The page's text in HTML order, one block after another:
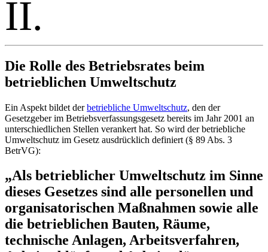
II.
Die Rolle des Betriebsrates beim
betrieblichen Umweltschutz
Ein Aspekt bildet derbetriebliche Umweltschutz, den der
Gesetzgeber im Betriebsverfassungsgesetz bereits im Jahr 2001 an
unterschiedlichen Stellen verankert hat. So wird der betriebliche
Umweltschutz im Gesetz ausdrücklich definiert (§ 89 Abs. 3
BetrVG):
„Als betrieblicher Umweltschutz im Sinne
dieses Gesetzes sind alle personellen und
organisatorischen Maßnahmen sowie alle
die betrieblichen Bauten, Räume,
technische Anlagen, Arbeitsverfahren,